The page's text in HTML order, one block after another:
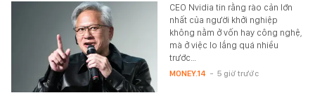
CEO Nvidia tin rằng rào cản lớn
nhất của người khởi nghiệp
không nằm ở vốn hay công nghệ,
mà ở việc lo lắng quá nhiều
trước…
MONEY.14 - 5 giờ trước